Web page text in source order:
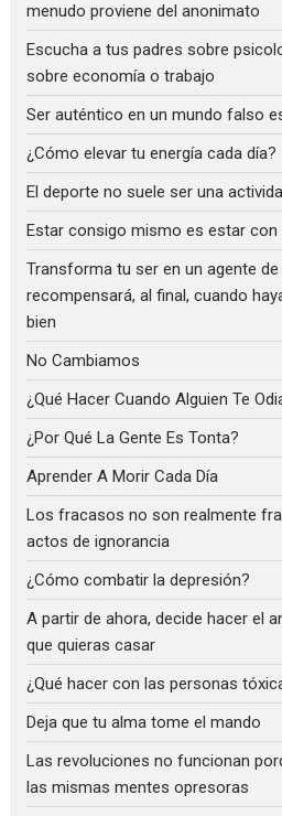
menudo proviene del anonimato
Escucha a tus padres sobre
sobre economía o trabajo
Ser auténtico en un mundo falso
¿Cómo elevar tu energía cada día?
El deporte no suele ser una
Estar consigo mismo es estar con
Transforma tu ser en un agente
recompensará, al final, cuando
bien
No Cambiamos
¿Qué Hacer Cuando Alguien Te
¿Por Qué La Gente Es Tonta?
Aprender A Morir Cada Día
Los fracasos no son realmente
actos de ignorancia
¿Cómo combatir la depresión?
A partir de ahora, decide hacer el
que quieras casar
¿Qué hacer con las personas
Deja que tu alma tome el mando
Las revoluciones no funcionan
las mismas mentes opresoras